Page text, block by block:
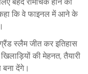
कि वे फाइनल में आने के
स्लैम जीत कर इतिहास
की मेहनत, तैयारी
देंगे।